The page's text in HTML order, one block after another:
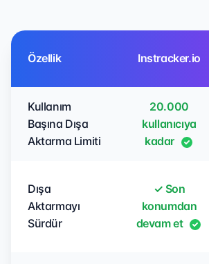
Özellik Instracker.io
Kullanım
Başına Dışa
Aktarma Limiti
20.000
kullanıcıya
kadar
Dışa
Aktarmayı
Sürdür
✓ Son
konumdan
devam et